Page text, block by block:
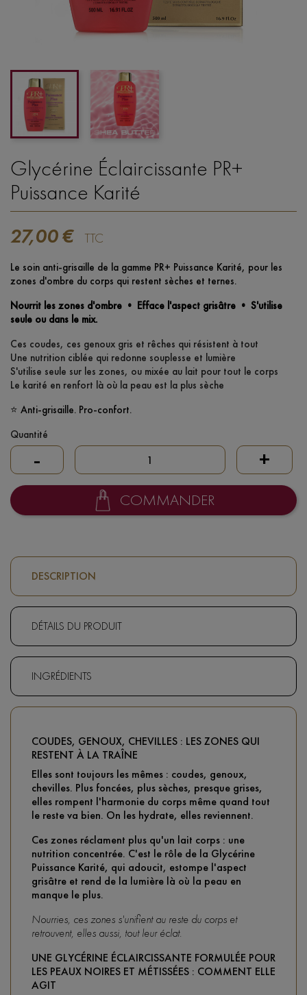
Glycérine Éclaircissante PR+
Puissance Karité
27,00 € TTC
Le soin anti-grisaille de la gamme PR+ Puissance Karité, pour les
zones d'ombre du corps qui restent sèches et ternes.
Nourrit les zones d'ombre • Efface l'aspect grisâtre • S'utilise
seule ou dans le mix.
Ces coudes, ces genoux gris et rêches qui résistent à tout
Une nutrition ciblée qui redonne souplesse et lumière
S'utilise seule sur les zones, ou mixée au lait pour tout le corps
Le karité en renfort là où la peau est la plus sèche
⭐ Anti-grisaille. Pro-confort.
Quantité
- +
COMMANDER
DESCRIPTION
DÉTAILS DU PRODUIT
INGRÉDIENTS
COUDES, GENOUX, CHEVILLES : LES ZONES QUI
RESTENT À LA TRAÎNE
Elles sont toujours les mêmes : coudes, genoux,
chevilles. Plus foncées, plus sèches, presque grises,
elles rompent l'harmonie du corps même quand tout
le reste va bien. On les hydrate, elles reviennent.
Ces zones réclament plus qu'un lait corps : une
nutrition concentrée. C'est le rôle de la Glycérine
Puissance Karité, qui adoucit, estompe l'aspect
grisâtre et rend de la lumière là où la peau en
manque le plus.
Nourries, ces zones s'unifient au reste du corps et
retrouvent, elles aussi, tout leur éclat.
UNE GLYCÉRINE ÉCLAIRCISSANTE FORMULÉE POUR
LES PEAUX NOIRES ET MÉTISSÉES : COMMENT ELLE
AGIT